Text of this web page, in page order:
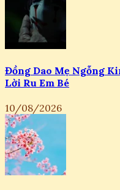
Đồng Dao Mẹ Ngỗng
Lời Ru Em Bé
10/08/2026